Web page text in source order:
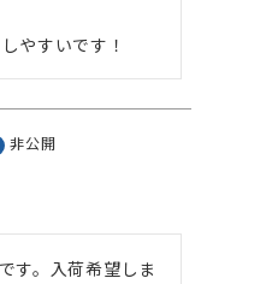
やすいです！
非公開
す。入荷希望しま